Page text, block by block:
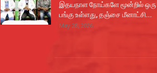
இதயநாள நோய்களே மூன்றில் ஒரு
பங்கு உள்ளது, தஞ்சை மீனாட்சி...
May 28, 2026